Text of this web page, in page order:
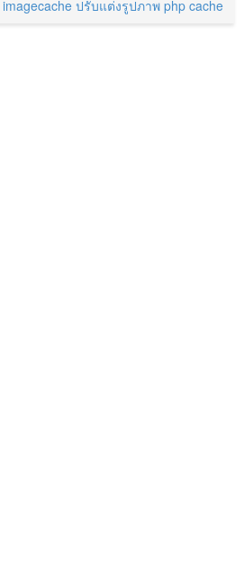
imagecache ปรับแต่งรูปภาพ php cache